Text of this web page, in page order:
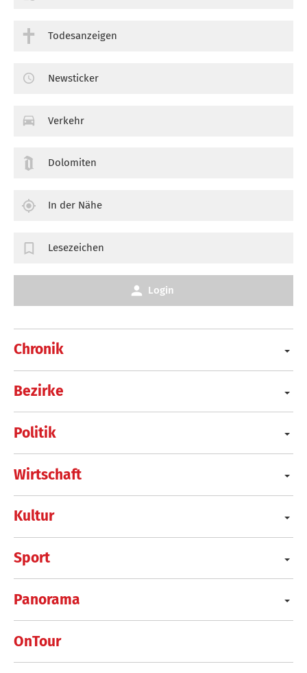
Chronik
Bezirke
Politik
Wirtschaft
Kultur
Sport
Panorama
OnTour
Todesanzeigen
Newsticker
Verkehr
Dolomiten
In der Nähe
Lesezeichen
Login